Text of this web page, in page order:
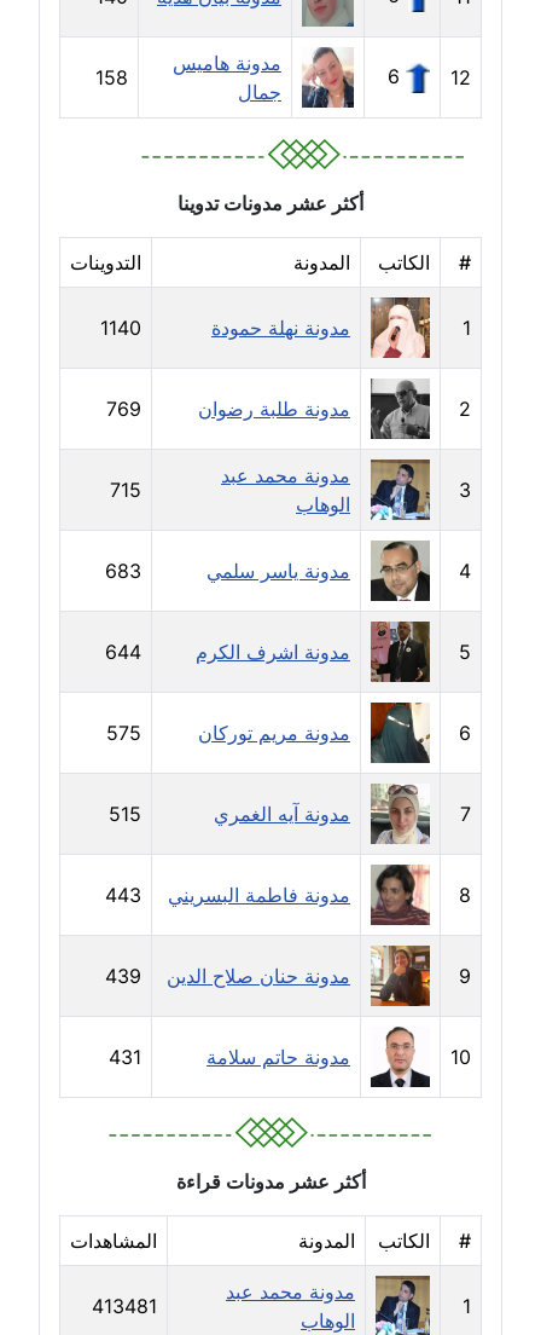
مدونة حنان طنطاوي
عاملة
مدونة حنين الفلسطينية
مدونة خالد الخطيب
مدونة خالد العامري
معلق
مدونة خالد دومه
عاملة
مدونة خالد صالح
عاملة
مدونة خالد عويس
عاملة
مدونة خالد منير
عاملة
مدونة خليل السيد
عاملة
مدونة خولة سعيدان
عاملة
مدونة داليا السعيد
موقوف
مدونة داليا فاروق
عاملة
مدونة داليا نور
مدونة دعاء البدري
مدونة دعاء الجابي
عاملة
12
6
مدونة هاميس
جمال
158
أكثر عشر مدونات تدوينا
# الكاتب المدونة التدوينات
1 مدونة نهلة حمودة 1140
2 مدونة طلبة رضوان 769
3
مدونة محمد عبد
الوهاب
715
4 مدونة ياسر سلمي 683
5 مدونة اشرف الكرم 644
6 مدونة مريم توركان 575
7 مدونة آيه الغمري 515
8 مدونة فاطمة البسريني 443
9 مدونة حنان صلاح الدين 439
10 مدونة حاتم سلامة 431
أكثر عشر مدونات قراءة
# الكاتب المدونة المشاهدات
1
مدونة محمد عبد
الوهاب
413481